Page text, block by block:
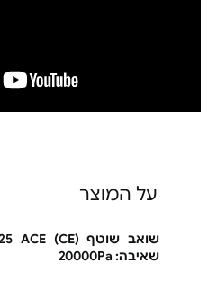
על המוצר
שאיבה: 20000Pa